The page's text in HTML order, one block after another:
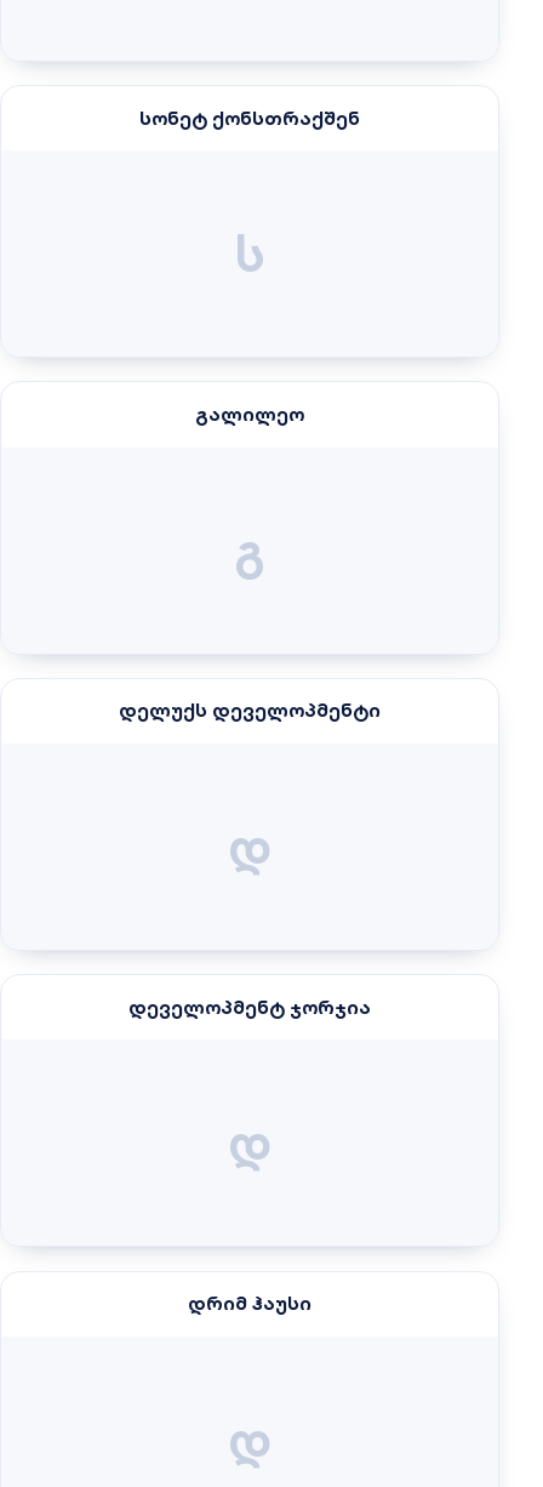
სონეტ ქონსთრაქშენ
ს
გალილეო
გ
დელუქს დეველოპმენტი
დ
დეველოპმენტ ჯორჯია
დ
დრიმ ჰაუსი
დ